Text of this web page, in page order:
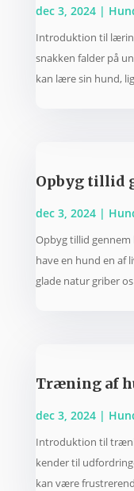
dec 3, 2024|
Introduktion til
snakken falder på
kan lære sin hund,
Opbyg tillid
dec 3, 2024|
Opbyg tillid gennem
have en hund en af
glade natur griber
Træning af
dec 3, 2024|
Introduktion til
kender til
kan være